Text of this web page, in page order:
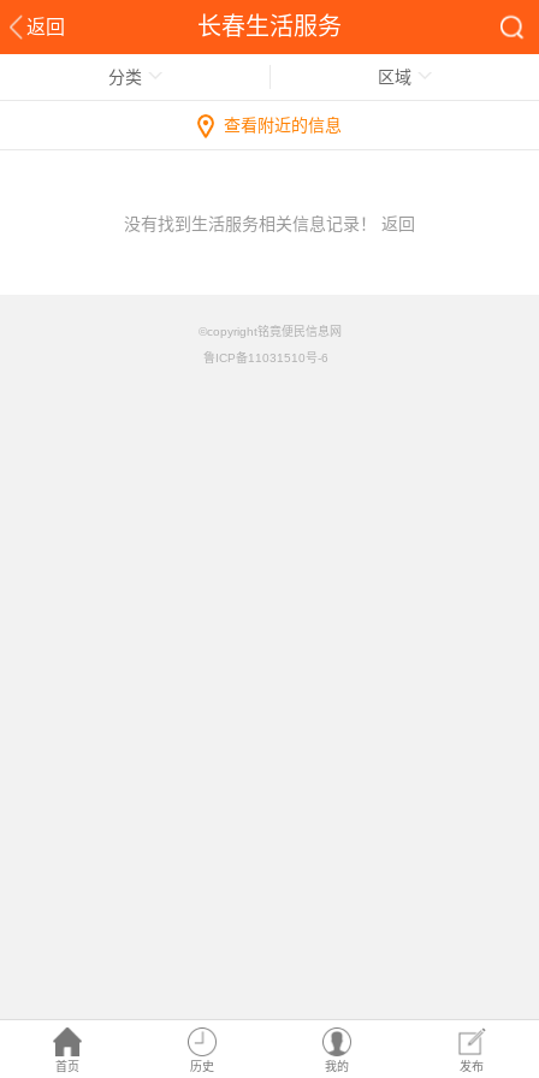
返回 长春生活服务
首页 历史 我的 发布
分类 区域
查看附近的信息
没有找到生活服务相关信息记录！ 返回
©copyright铭竟便民信息网
鲁ICP备11031510号-6